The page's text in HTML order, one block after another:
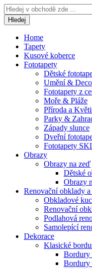
Hledej
Home
Tapety
Kusové koberce
Fototapety
Dětské
Umění & Deco
Fototapety z
Moře & Pláže
Příroda a
Parky &
Západy slunce
Dveřní
Fototapety
Obrazy
Obrazy na zeď
Dětské
Obrazy
Renovační obklady a
Obkladové
Renovační
Podlahová
Samolepící
Dekorace
Klasické
Bordury
Bordury